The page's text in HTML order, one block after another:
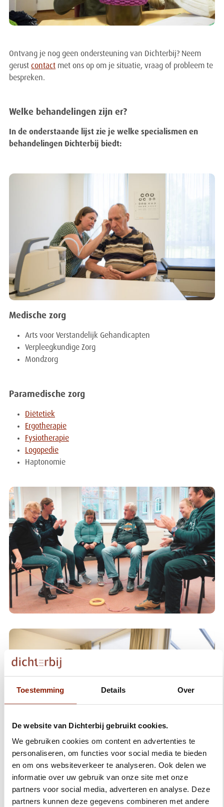
Toestemming Details Over
De website van Dichterbij gebruikt cookies.
We gebruiken cookies om content en advertenties te
personaliseren, om functies voor social media te bieden
en om ons websiteverkeer te analyseren. Ook delen we
informatie over uw gebruik van onze site met onze
partners voor social media, adverteren en analyse. Deze
partners kunnen deze gegevens combineren met andere
Ontvang je nog geen ondersteuning van Dichterbij? Neem
gerust contact met ons op om je situatie, vraag of probleem te
bespreken.
Welke behandelingen zijn er?
In de onderstaande lijst zie je welke specialismen en
behandelingen Dichterbij biedt:
Medische zorg
Arts voor Verstandelijk Gehandicapten
Verpleegkundige Zorg
Mondzorg
Paramedische zorg
Diëtetiek
Ergotherapie
Fysiotherapie
Logopedie
Haptonomie
Gedragskundige zorg
Vaktherapie
Gedragsdeskundige ondersteuning